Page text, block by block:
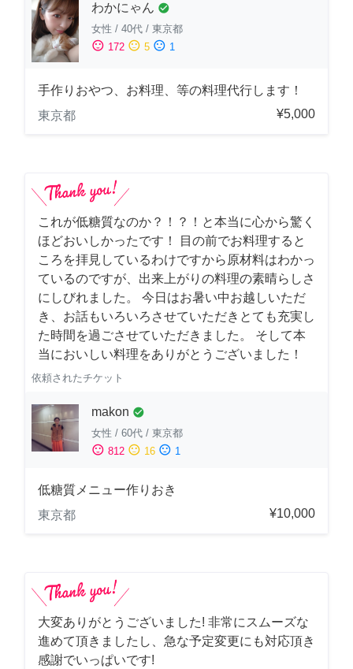
わかにゃん check_circle
女性 / 40代 / 東京都
sentiment_satisfied 172 sentiment_neutral 5 sentiment_dissatisfied 1
手作りおやつ、お料理、等の料理代行します！
東京都
¥5,000
これが低糖質なのか？！？！と本当に心から驚く
ほどおいしかったです！ 目の前でお料理すると
ころを拝見しているわけですから原材料はわかっ
ているのですが、出来上がりの料理の素晴らしさ
にしびれました。 今日はお暑い中お越しいただ
き、お話もいろいろさせていただきとても充実し
た時間を過ごさせていただきました。 そして本
当においしい料理をありがとうございました！
依頼されたチケット
makon check_circle
女性 / 60代 / 東京都
sentiment_satisfied 812 sentiment_neutral 16 sentiment_dissatisfied 1
低糖質メニュー作りおき
東京都
¥10,000
大変ありがとうございました! 非常にスムーズな
進めて頂きましたし、急な予定変更にも対応頂き
感謝でいっぱいです!